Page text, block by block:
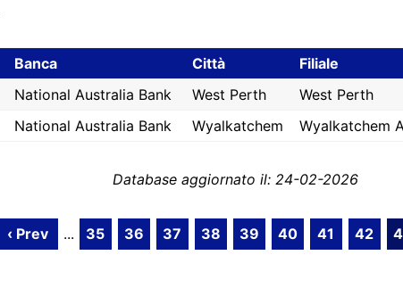
Banca Città Filiale
National Australia Bank West Perth West Perth
National Australia Bank Wyalkatchem Wyalkatchem
Database aggiornato il: 24-02-2026
‹ Prev ... 35 36 37 38 39 40 41 42